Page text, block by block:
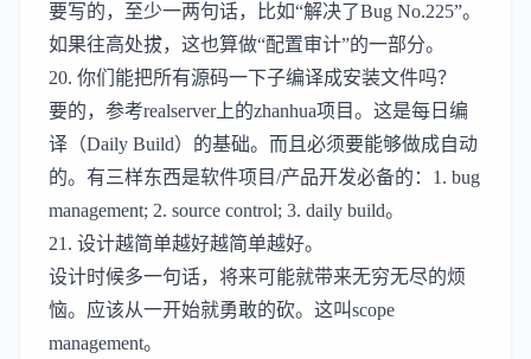
要写的，至少一两句话，比如“解决了Bug No.225”。
如果往高处拔，这也算做“配置审计”的一部分。
20. 你们能把所有源码一下子编译成安装文件吗？
要的，参考realserver上的zhanhua项目。这是每日编
译（Daily Build）的基础。而且必须要能够做成自动
的。有三样东西是软件项目/产品开发必备的：1. bug
management; 2. source control; 3. daily build。
21. 设计越简单越好越简单越好。
设计时候多一句话，将来可能就带来无穷无尽的烦
恼。应该从一开始就勇敢的砍。这叫scope
management。